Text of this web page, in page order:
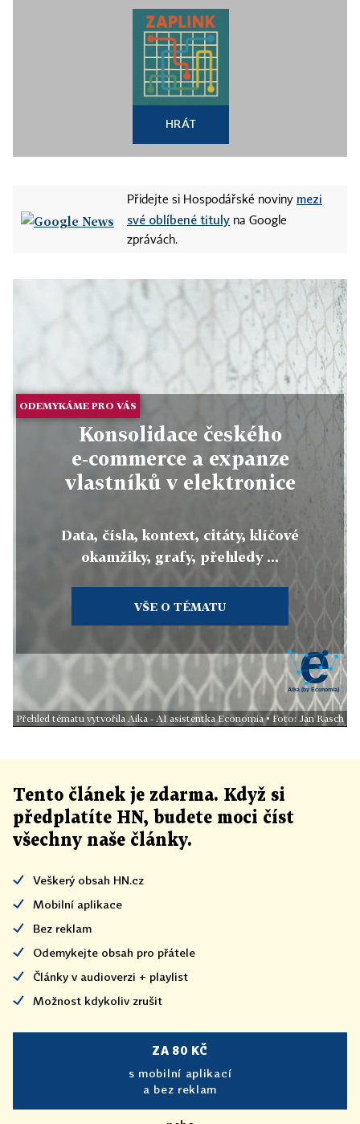
HRÁT
Přidejte si Hospodářské noviny mezi
své oblíbené tituly na Google
zprávách.
ODEMYKÁME PRO VÁS
Konsolidace českého
e‑commerce a expanze
vlastníků v elektronice
Data, čísla, kontext, citáty, klíčové
okamžiky, grafy, přehledy ...
VŠE O TÉMATU
Přehled tématu vytvořila Aika - AI asistentka Economia • Foto: Jan Rasch
Tento článek je zdarma. Když si
předplatíte HN, budete moci číst
všechny naše články.
Veškerý obsah HN.cz
Mobilní aplikace
Bez reklam
Odemykejte obsah pro přátele
Články v audioverzi + playlist
Možnost kdykoliv zrušit
ZA 80 KČ
s mobilní aplikací
a bez reklam